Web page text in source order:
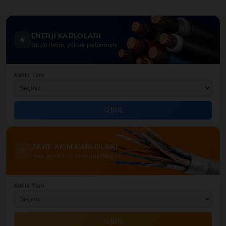
ENERJİ KABLOLARI
Güçlü iletim, yüksek performans
Kablo Türü
BUL
ZAYIF AKIM KABLOLARI
Hızlı, güvenli ve kesintisiz iletişim
Kablo Türü
BUL